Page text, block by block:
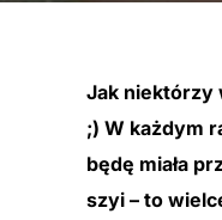
Jak niektórzy
;) W każdym
będę miała
szyi – to